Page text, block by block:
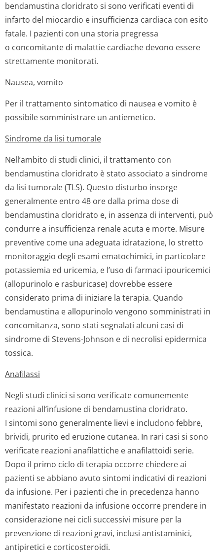
bendamustina cloridrato si sono verificati eventi di
infarto del miocardio e insufficienza cardiaca con esito
fatale. I pazienti con una storia pregressa
o concomitante di malattie cardiache devono essere
strettamente monitorati.
Nausea, vomito
Per il trattamento sintomatico di nausea e vomito è
possibile somministrare un antiemetico.
Sindrome da lisi tumorale
Nell’ambito di studi clinici, il trattamento con
bendamustina cloridrato è stato associato a sindrome
da lisi tumorale (TLS). Questo disturbo insorge
generalmente entro 48 ore dalla prima dose di
bendamustina cloridrato e, in assenza di interventi, può
condurre a insufficienza renale acuta e morte. Misure
preventive come una adeguata idratazione, lo stretto
monitoraggio degli esami ematochimici, in particolare
potassiemia ed uricemia, e l’uso di farmaci ipouricemici
(allopurinolo e rasburicase) dovrebbe essere
considerato prima di iniziare la terapia. Quando
bendamustina e allopurinolo vengono somministrati in
concomitanza, sono stati segnalati alcuni casi di
sindrome di Stevens-Johnson e di necrolisi epidermica
tossica.
Anafilassi
Negli studi clinici si sono verificate comunemente
reazioni all’infusione di bendamustina cloridrato.
I sintomi sono generalmente lievi e includono febbre,
brividi, prurito ed eruzione cutanea. In rari casi si sono
verificate reazioni anafilattiche e anafilattoidi serie.
Dopo il primo ciclo di terapia occorre chiedere ai
pazienti se abbiano avuto sintomi indicativi di reazioni
da infusione. Per i pazienti che in precedenza hanno
manifestato reazioni da infusione occorre prendere in
considerazione nei cicli successivi misure per la
prevenzione di reazioni gravi, inclusi antistaminici,
antipiretici e corticosteroidi.